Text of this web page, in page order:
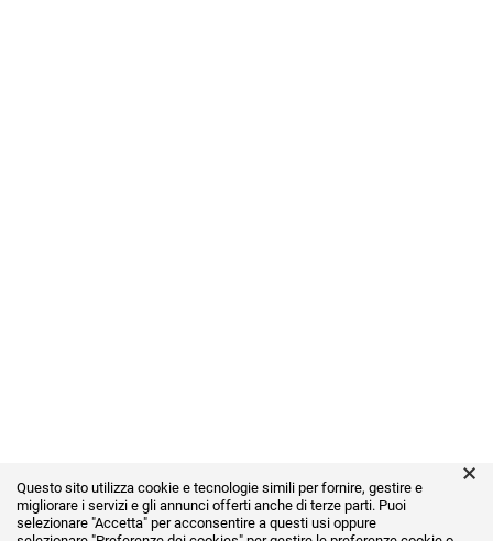
×
Questo sito utilizza cookie e tecnologie simili per fornire, gestire e
migliorare i servizi e gli annunci offerti anche di terze parti. Puoi
selezionare "Accetta" per acconsentire a questi usi oppure